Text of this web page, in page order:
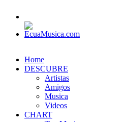
Home
DESCUBRE
Artistas
Amigos
Musica
Videos
CHART